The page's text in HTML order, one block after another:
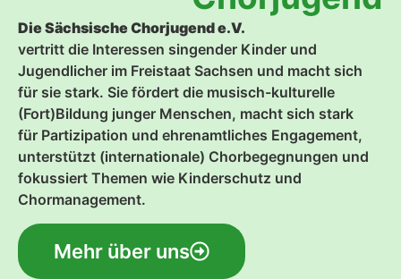
Die Sächsische Chorjugend e.V.
vertritt die Interessen singender Kinder und
Jugendlicher im Freistaat Sachsen und macht sich
für sie stark. Sie fördert die musisch-kulturelle
(Fort)Bildung junger Menschen, macht sich stark
für Partizipation und ehrenamtliches Engagement,
unterstützt (internationale) Chorbegegnungen und
fokussiert Themen wie Kinderschutz und
Chormanagement.
Mehr über uns